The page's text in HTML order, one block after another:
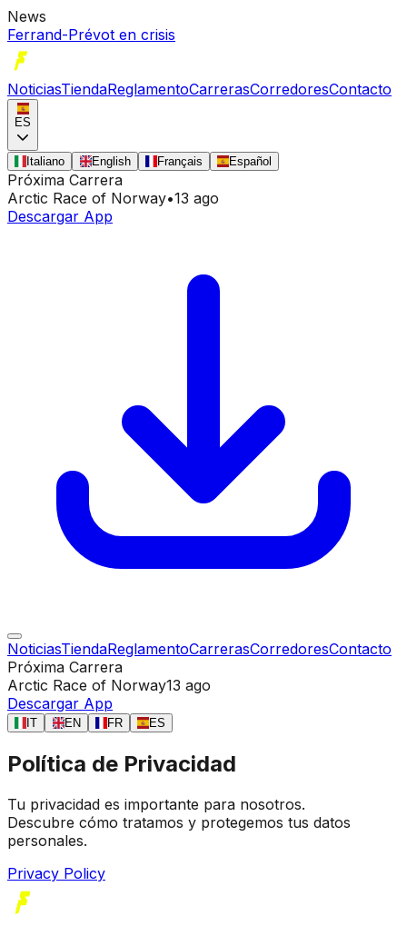
News
Ferrand-Prévot en crisis
NoticiasTiendaReglamentoCarrerasCorredoresContacto
ES
Italiano English Français Español
Próxima Carrera
Arctic Race of Norway•13 ago
Descargar App
NoticiasTiendaReglamentoCarrerasCorredoresContacto
Próxima Carrera
Arctic Race of Norway13 ago
Descargar App
IT EN FR ES
Política de Privacidad
Tu privacidad es importante para nosotros.
Descubre cómo tratamos y protegemos tus datos
personales.
Privacy Policy